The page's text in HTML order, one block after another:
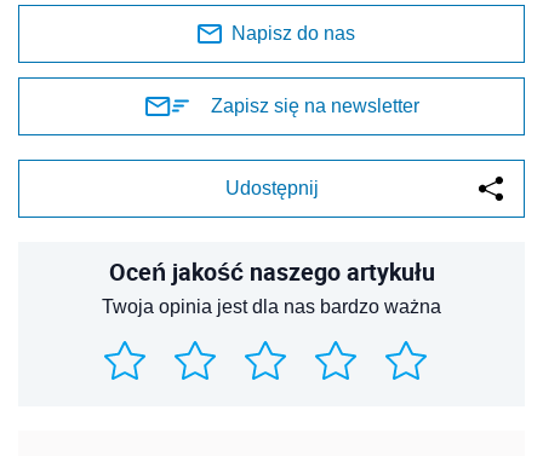
Napisz do nas
Zapisz się na newsletter
Udostępnij
Oceń jakość naszego artykułu
Twoja opinia jest dla nas bardzo ważna